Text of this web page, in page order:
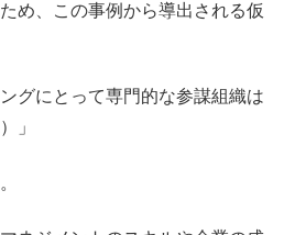
め、この事例から導出される仮
グにとって専門的な参謀組織は
」